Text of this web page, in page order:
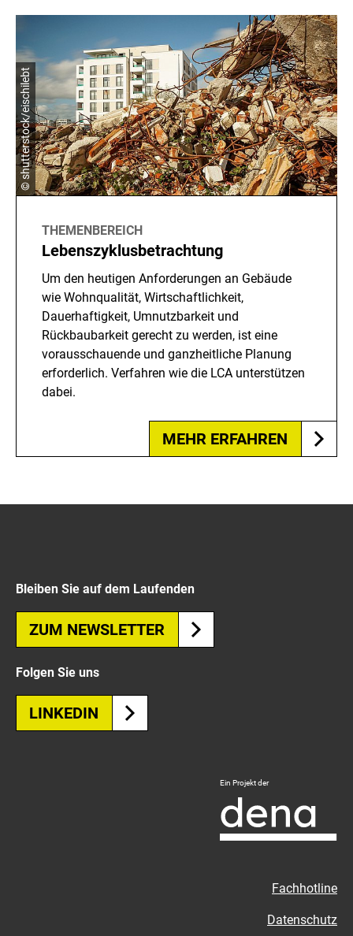
© shutterstock/eischilebt
THEMENBEREICH
Lebenszyklusbetrachtung
Um den heutigen Anforderungen an Gebäude
wie Wohnqualität, Wirtschaftlichkeit,
Dauerhaftigkeit, Umnutzbarkeit und
Rückbaubarkeit gerecht zu werden, ist eine
vorausschauende und ganzheitliche Planung
erforderlich. Verfahren wie die LCA unterstützen
dabei.
MEHR ERFAHREN
Bleiben Sie auf dem Laufenden
ZUM NEWSLETTER
Folgen Sie uns
LINKEDIN
Logo
Deutsche
Energie-
Agentur
Ein Projekt der
Fachhotline
Datenschutz